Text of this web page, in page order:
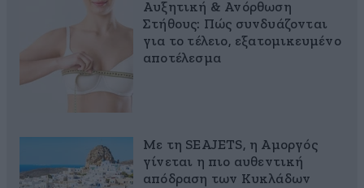
Αυξητική & Ανόρθωση
Στήθους: Πώς συνδυάζονται
για το τέλειο, εξατομικευμένο
αποτέλεσμα
Με τη SEAJETS, η Αμοργός
γίνεται η πιο αυθεντική
απόδραση των Κυκλάδων